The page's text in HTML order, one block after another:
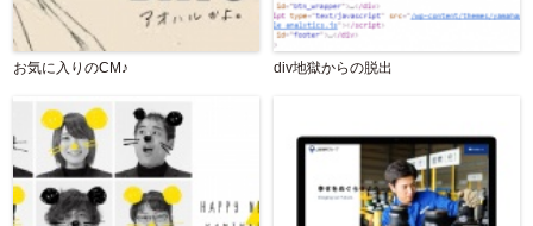
お気に入りのCM♪ div地獄からの脱出